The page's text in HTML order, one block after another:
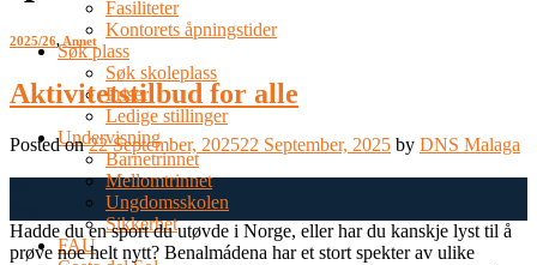
Fasiliteter
Kontorets åpningstider
Søk plass
Søk skoleplass
Priser
Ledige stillinger
Undervisning
Barnetrinnet
Mellomtrinnet
Ungdomsskolen
Sikkerhet
FAU
2025/26,Annet
Aktivitetstilbud for alle
Posted on22 September, 202522 September, 2025 by DNS Malaga
Hadde du en sport du utøvde i Norge, eller har du kanskje lyst til å
prøve noe helt nytt? Benalmádena har et stort spekter av ulike